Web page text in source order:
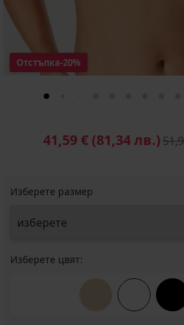
Отстъпка-20%
41,59 € (81,34 лв.)
Изберете размер
Изберете цвят: